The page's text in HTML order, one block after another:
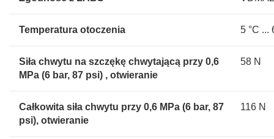
Temperatura otoczenia 5 °C ...
Siła chwytu na szczękę chwytającą przy 0,6
MPa (6 bar, 87 psi) , otwieranie
58 N
Całkowita siła chwytu przy 0,6 MPa (6 bar, 87
psi), otwieranie
116 N